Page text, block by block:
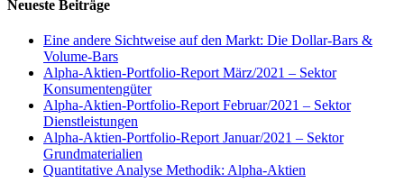
Neueste Beiträge
Eine andere Sichtweise auf den Markt: Die Dollar-Bars &
Volume-Bars
Alpha-Aktien-Portfolio-Report März/2021 – Sektor
Konsumentengüter
Alpha-Aktien-Portfolio-Report Februar/2021 – Sektor
Dienstleistungen
Alpha-Aktien-Portfolio-Report Januar/2021 – Sektor
Grundmaterialien
Quantitative Analyse Methodik: Alpha-Aktien